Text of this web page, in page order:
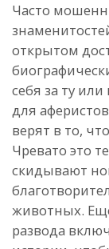
Часто
открытом
себя за ту
для
верят в то,
Чревато это
скидывают
животных.
развода